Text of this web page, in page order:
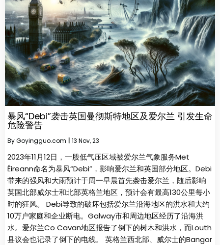
暴风“Debi”袭击英国曼彻斯特地区及爱尔兰 引发生命
危险警告
ByGoyingguo.com 13 Nov, 23
2023年11月12日，一股低气压区域被爱尔兰气象服务Met
Éireann命名为暴风“Debi”，影响爱尔兰和英国部分地区。Debi
带来的强风和大雨预计于周一早晨首先袭击爱尔兰，随后影响
英国北部威尔士和北部英格兰地区，预计会有最高130公里每小
时的狂风。 Debi导致的破坏包括爱尔兰沿海地区的洪水和大约
10万户家庭和企业断电。Galway市和周边地区经历了沿海洪
水。爱尔兰Co Cavan地区报告了倒下的树木和洪水，而Louth
县议会也记录了倒下的电线。 英格兰西北部、威尔士的Bangor